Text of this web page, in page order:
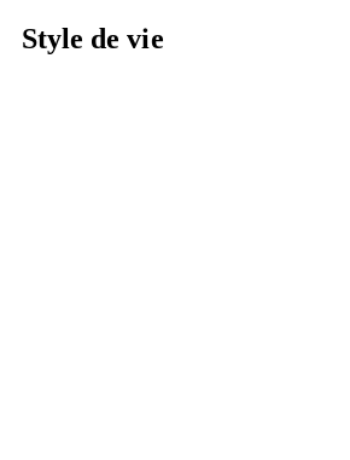
Style de vie